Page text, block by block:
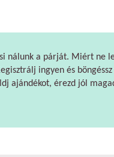
nálunk a párját. Miért ne
ingyen és
ajándékot, érezd jól